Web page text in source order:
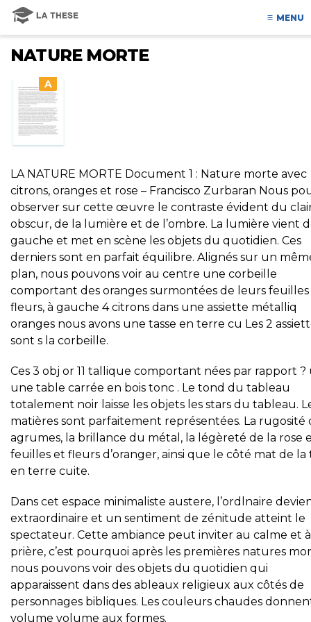
MENU
NATURE MORTE
A
LA NATURE MORTE Document 1 : Nature morte avec
citrons, oranges et rose – Francisco Zurbaran Nous
observer sur cette œuvre le contraste évident du
obscur, de la lumière et de l’ombre. La lumière vient
gauche et met en scène les objets du quotidien. Ces
derniers sont en parfait équilibre. Alignés sur un
plan, nous pouvons voir au centre une corbeille
comportant des oranges surmontées de leurs
fleurs, à gauche 4 citrons dans une assiette métalliq
oranges nous avons une tasse en terre cu Les 2
sont s la corbeille.
Ces 3 obj or 11 tallique comportant nées par rapport ?
une table carrée en bois tonc . Le tond du tableau
totalement noir laisse les objets les stars du tableau.
matières sont parfaitement représentées. La rugosité
agrumes, la brillance du métal, la légèreté de la rose
feuilles et fleurs d’oranger, ainsi que le côté mat de la
en terre cuite.
Dans cet espace minimaliste austere, l’ordlnaire
extraordinaire et un sentiment de zénitude atteint le
spectateur. Cette ambiance peut inviter au calme et
prière, c’est pourquoi après les premières natures
nous pouvons voir des objets du quotidien qui
apparaissent dans des ableaux religieux aux côtés de
personnages bibliques. Les couleurs chaudes
volume volume aux formes.